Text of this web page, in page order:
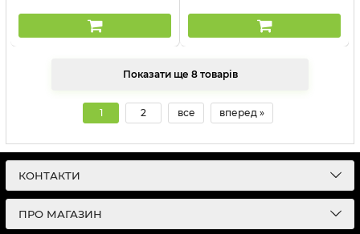
Показати ще 8 товарів
1 2 все вперед »
КОНТАКТИ
ПРО МАГАЗИН